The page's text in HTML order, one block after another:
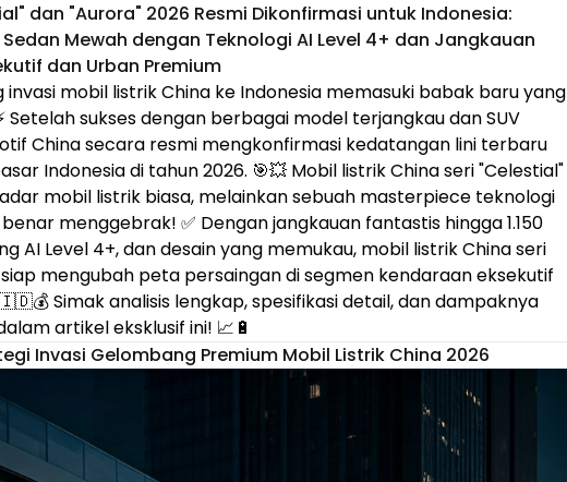
dan "Aurora" 2026 Resmi Dikonfirmasi untuk Indonesia:
Mewah dengan Teknologi AI Level 4+ dan Jangkauan
dan Urban Premium
mobil listrik China ke Indonesia memasuki babak baru yang
Setelah sukses dengan berbagai model terjangkau dan SUV
China secara resmi mengkonfirmasi kedatangan lini terbaru
Indonesia di tahun 2026. 🎯💥 Mobil listrik China seri "Celestial"
mobil listrik biasa, melainkan sebuah masterpiece teknologi
menggebrak! ✅ Dengan jangkauan fantastis hingga 1.150
AI Level 4+, dan desain yang memukau, mobil listrik China seri
mengubah peta persaingan di segmen kendaraan eksekutif
Simak analisis lengkap, spesifikasi detail, dan dampaknya
artikel eksklusif ini! 📈🔋
Invasi Gelombang Premium Mobil Listrik China 2026